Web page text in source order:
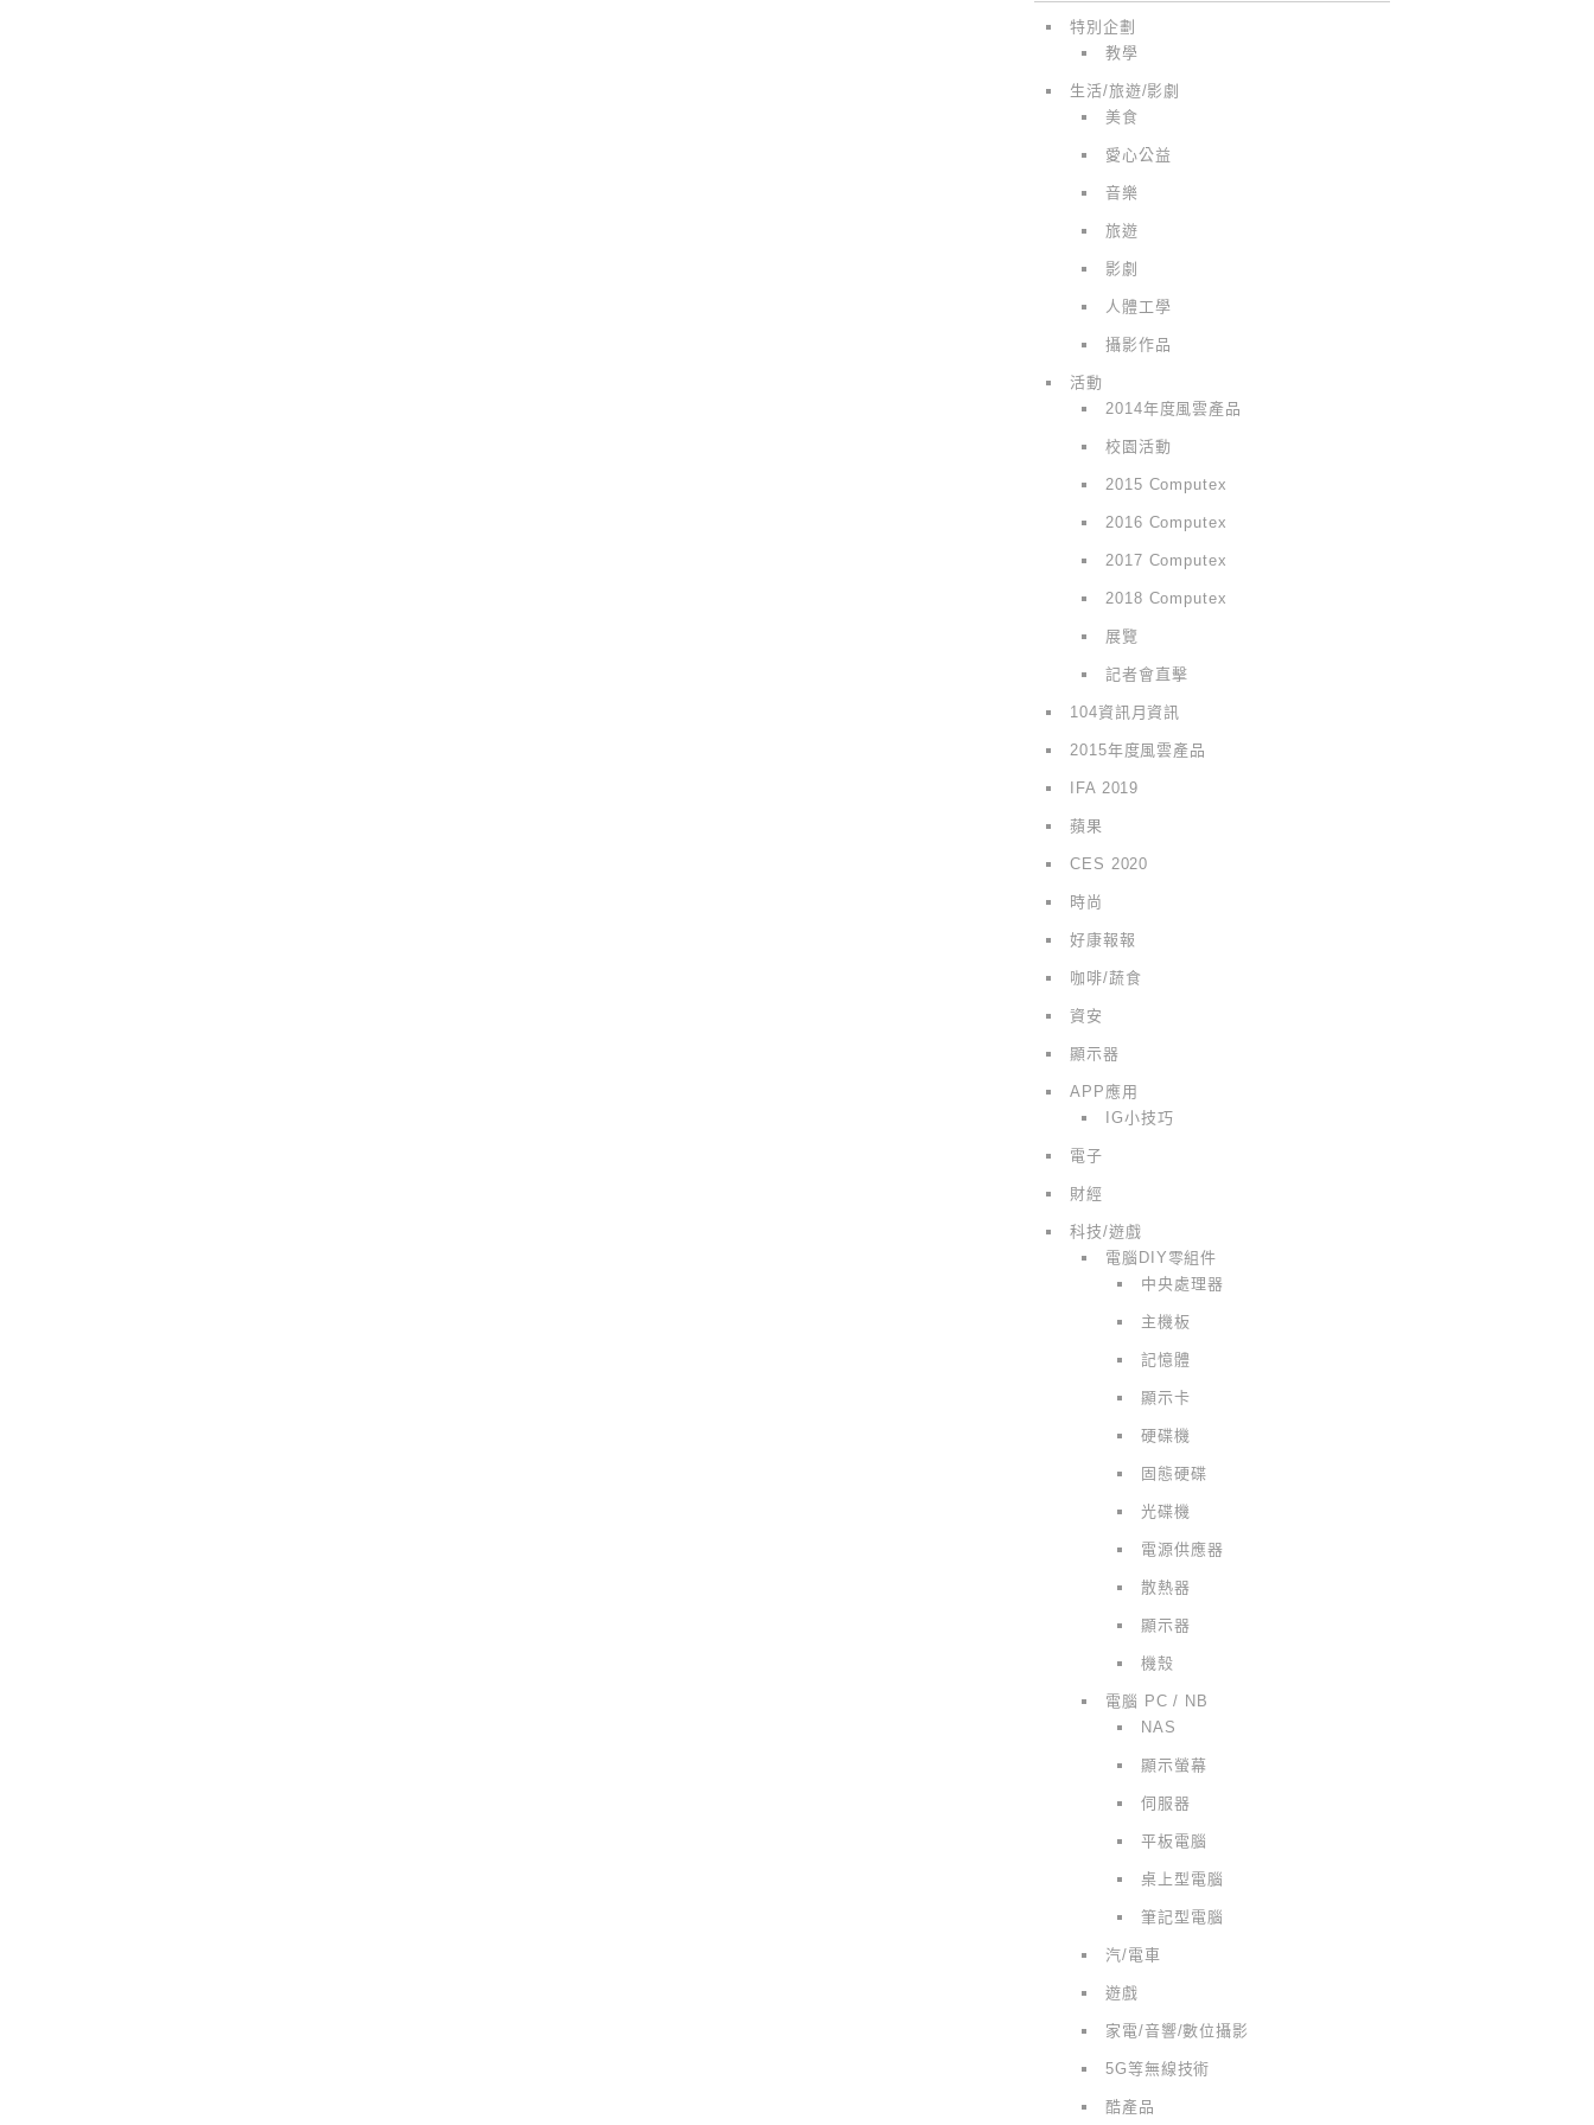
特別企劃
教學
生活/旅遊/影劇
美食
愛心公益
音樂
旅遊
影劇
人體工學
攝影作品
活動
2014年度風雲產品
校園活動
2015 Computex
2016 Computex
2017 Computex
2018 Computex
展覽
記者會直擊
104資訊月資訊
2015年度風雲產品
IFA 2019
蘋果
CES 2020
時尚
好康報報
咖啡/蔬食
資安
顯示器
APP應用
IG小技巧
電子
財經
科技/遊戲
電腦DIY零組件
中央處理器
主機板
記憶體
顯示卡
硬碟機
固態硬碟
光碟機
電源供應器
散熱器
顯示器
機殼
電腦 PC / NB
NAS
顯示螢幕
伺服器
平板電腦
桌上型電腦
筆記型電腦
汽/電車
遊戲
家電/音響/數位攝影
5G等無線技術
酷產品